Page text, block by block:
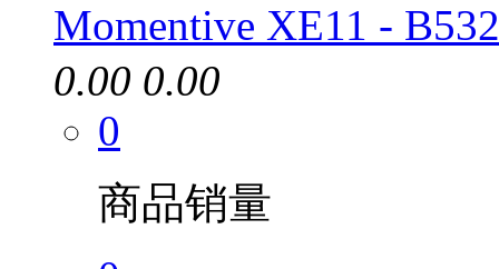
Momentive XE11 -
0.00 0.00
0
商品销量